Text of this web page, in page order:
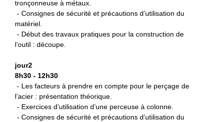
tronçonneuse à métaux.
- Consignes de sécurité et précautions d’utilisation du
matériel.
- Début des travaux pratiques pour la construction de
l’outil : découpe.
jour2
8h30 - 12h30
- Les facteurs à prendre en compte pour le perçage de
l’acier : présentation théorique.
- Exercices d’utilisation d’une perceuse à colonne.
- Consignes de sécurité et précautions d’utilisation du